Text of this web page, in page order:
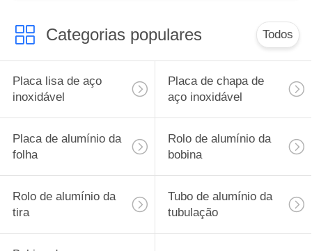
Categorias populares Todos
Placa lisa de aço
inoxidável
Placa de chapa de
aço inoxidável
Placa de alumínio da
folha
Rolo de alumínio da
bobina
Rolo de alumínio da
tira
Tubo de alumínio da
tubulação